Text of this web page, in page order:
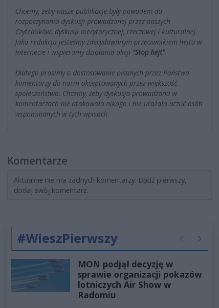
Chcemy, żeby nasze publikacje były powodem do
rozpoczynania dyskusji prowadzonej przez naszych
Czytelników; dyskusji merytorycznej, rzeczowej i kulturalnej.
Jako redakcja jesteśmy zdecydowanym przeciwnikiem hejtu w
Internecie i wspieramy działania akcji "Stop hejt".
Dlatego prosimy o dostosowanie pisanych przez Państwa
komentarzy do norm akceptowanych przez większość
społeczeństwa. Chcemy, żeby dyskusja prowadzona w
komentarzach nie atakowała nikogo i nie urażała uczuć osób
wspominanych w tych wpisach.
Komentarze
Aktualnie nie ma żadnych komentarzy. Bądź pierwszy,
dodaj swój komentarz.
#WieszPierwszy Poprzednie
MON podjął decyzję w
sprawie organizacji pokazów
lotniczych Air Show w
Radomiu